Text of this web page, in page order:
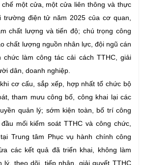
một cửa, một cửa liên thông và thực
trường điện tử năm 2025 của cơ quan,
chất lượng và tiến độ; chú trọng công
chất lượng nguồn nhân lực, đội ngũ cán
chức làm công tác cải cách TTHC, giải
dân, doanh nghiệp.
cơ cấu, sắp xếp, hợp nhất tổ chức bộ
tham mưu công bố, công khai lại các
quản lý; sớm kiện toàn, bố trí công
mối kiểm soát TTHC và công chức,
Trung tâm Phục vụ hành chính công
các kết quả đã triển khai, không làm
lý, theo dõi, tiếp nhận, giải quyết TTHC